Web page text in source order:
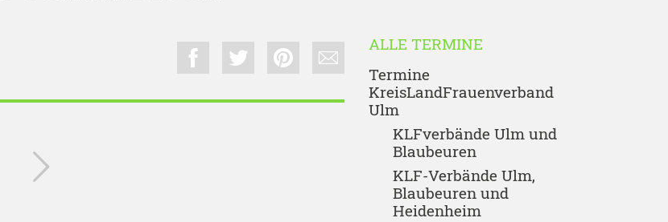
ALLE TERMINE
Termine
KreisLandFrauenverband
Ulm
KLFverbände Ulm und
Blaubeuren
KLF-Verbände Ulm,
Blaubeuren und
Heidenheim